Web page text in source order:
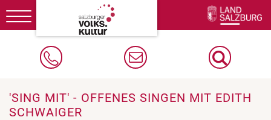
Toggle
navigation
'SING MIT' - OFFENES SINGEN MIT EDITH
SCHWAIGER